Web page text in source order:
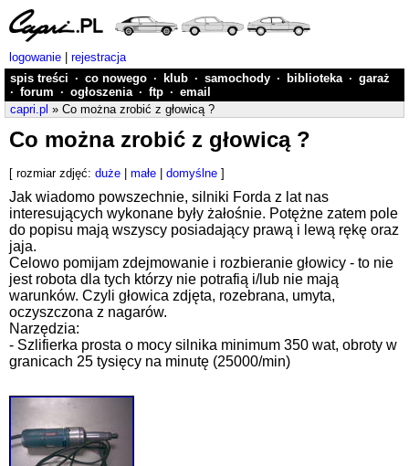
logowanie
rejestracja
spis treści · co nowego · klub · samochody · biblioteka · garaż
· forum · ogłoszenia · ftp · email
capri.pl » Co można zrobić z głowicą ?
Co można zrobić z głowicą ?
[ rozmiar zdjęć: duże małe domyślne ]
Jak wiadomo powszechnie, silniki Forda z lat nas
interesujących wykonane były żałośnie. Potężne zatem pole
do popisu mają wszyscy posiadający prawą i lewą rękę oraz
jaja.
Celowo pomijam zdejmowanie i rozbieranie głowicy - to nie
jest robota dla tych którzy nie potrafią i/lub nie mają
warunków. Czyli głowica zdjęta, rozebrana, umyta,
oczyszczona z nagarów.
Narzędzia:
- Szlifierka prosta o mocy silnika minimum 350 wat, obroty w
granicach 25 tysięcy na minutę (25000/min)